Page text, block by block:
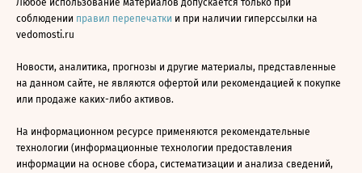
Любое использование материалов допускается только при
соблюдении правил перепечатки и при наличии гиперссылки на
vedomosti.ru
Новости, аналитика, прогнозы и другие материалы, представленные
на данном сайте, не являются офертой или рекомендацией к покупке
или продаже каких-либо активов.
На информационном ресурсе применяются рекомендательные
технологии (информационные технологии предоставления
информации на основе сбора, систематизации и анализа сведений,